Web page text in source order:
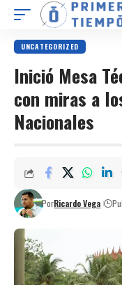
UNCATEGORIZED
Inició Mesa
con miras a
Nacionales
PorRicardo Vega